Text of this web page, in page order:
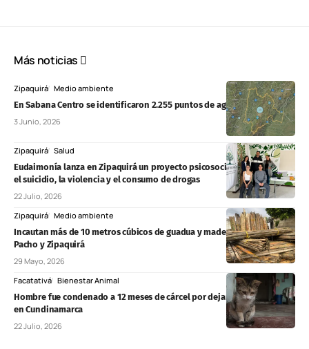
Más noticias
Zipaquirá Medio ambiente
En Sabana Centro se identificaron 2.255 puntos de agua subterránea
3 Junio, 2026
Zipaquirá Salud
Eudaimonía lanza en Zipaquirá un proyecto psicosocial para prevenir
el suicidio, la violencia y el consumo de drogas
22 Julio, 2026
Zipaquirá Medio ambiente
Incautan más de 10 metros cúbicos de guadua y madera ilegal en
Pacho y Zipaquirá
29 Mayo, 2026
Facatativá Bienestar Animal
Hombre fue condenado a 12 meses de cárcel por dejar ciega a una gata
en Cundinamarca
22 Julio, 2026